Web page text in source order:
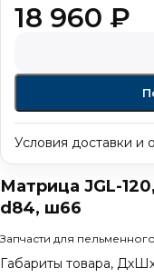
Матрица JGL-
d84, ш66
Запчасти для
Габариты товара,
18 960 ₽
Условия доставки и